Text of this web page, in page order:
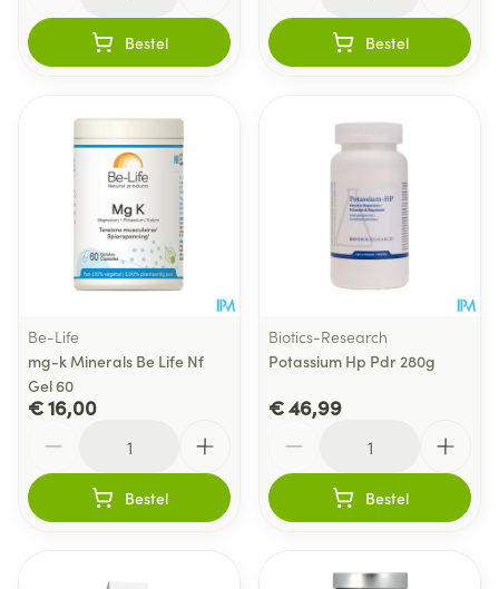
Bestel Bestel
Be-Life
mg-k Minerals Be Life Nf
Gel 60
€ 16,00
Bestel
Biotics-Research
Potassium Hp Pdr 280g
€ 46,99
Bestel